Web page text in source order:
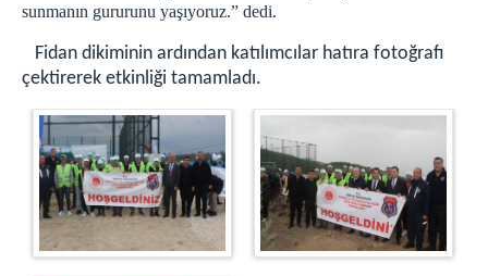
Terzihane
Kantin
Teknik Servis
Emanet Eşya Birimi
Emanet Para Birimi
Bilgi İşlem Birimi
KURSLARIMIZ
Çini Kursu
sunmanın gururunu yaşıyoruz.” dedi.
Fidan dikiminin ardından katılımcılar hatıra fotoğrafı
çektirerek etkinliği tamamladı.